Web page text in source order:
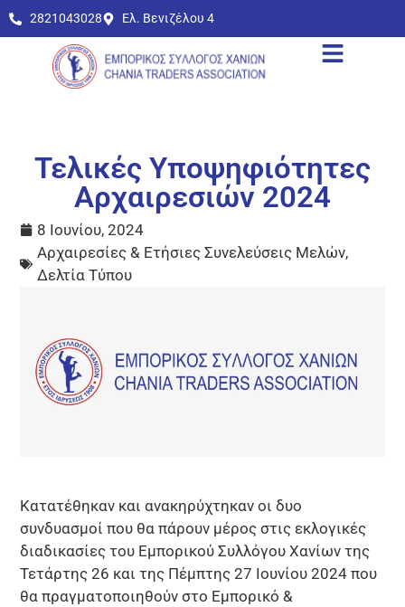
2821043028 Ελ. Βενιζέλου 4
Τελικές Υποψηφιότητες
Αρχαιρεσιών 2024
8 Ιουνίου, 2024
Αρχαιρεσίες & Ετήσιες Συνελεύσεις Μελών,
Δελτία Τύπου
Κατατέθηκαν και ανακηρύχτηκαν οι δυο
συνδυασμοί που θα πάρουν μέρος στις εκλογικές
διαδικασίες του Εμπορικού Συλλόγου Χανίων της
Τετάρτης 26 και της Πέμπτης 27 Ιουνίου 2024 που
θα πραγματοποιηθούν στο Εμπορικό &